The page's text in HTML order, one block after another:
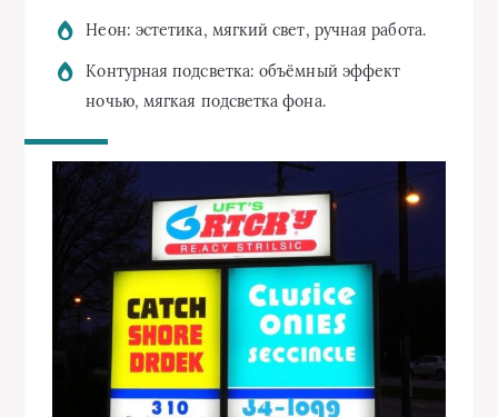
Неон: эстетика, мягкий свет, ручная работа.
Контурная подсветка: объёмный эффект
ночью, мягкая подсветка фона.